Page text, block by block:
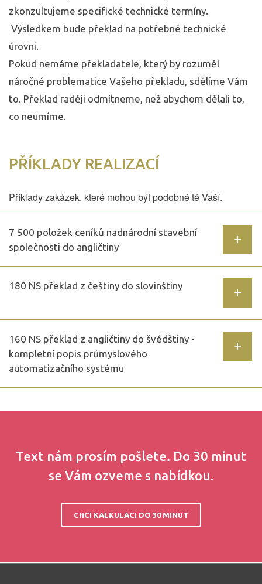
zkonzultujeme specifické technické termíny.
Výsledkem bude překlad na potřebné technické
úrovni.
Pokud nemáme překladatele, který by rozuměl
náročné problematice Vašeho překladu, sdělíme Vám
to. Překlad raději odmítneme, než abychom dělali to,
co neumíme.
PŘÍKLADY REALIZACÍ
Příklady zakázek, které mohou být podobné té Vaší.
7 500 položek ceníků nadnárodní stavební
společnosti do angličtiny
​180 NS překlad z češtiny do slovinštiny
160 NS překlad z angličtiny do švédštiny -
kompletní popis průmyslového
automatizačního systému
Text nám prosím pošlete. Do 30 minut
se Vám ozveme s nabídkou.
CHCI KALKULACI DO 30 MINUT